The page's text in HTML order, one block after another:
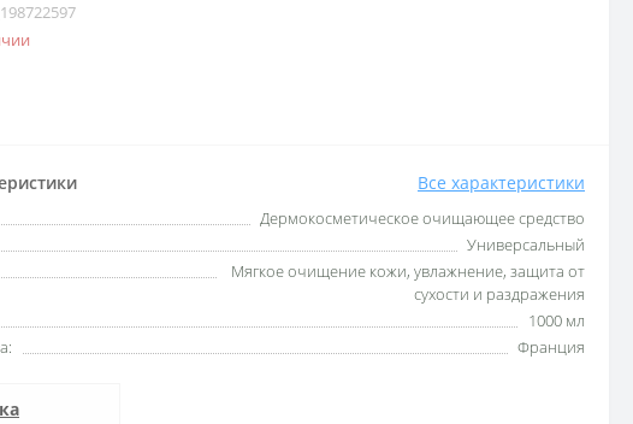
Все характеристики
Дермокосметическое очищающее средство
Универсальный
Мягкое очищение кожи, увлажнение, защита от
сухости и раздражения
1000 мл
Франция